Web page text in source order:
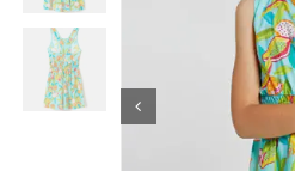
Εσώρουχα
Είδη Παρέλασης